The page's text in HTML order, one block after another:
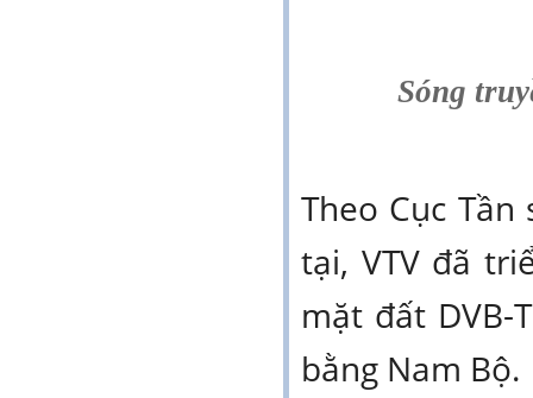
Sóng
Theo Cục
tại, VTV đã
mặt đất DVB-
bằng Nam Bộ.